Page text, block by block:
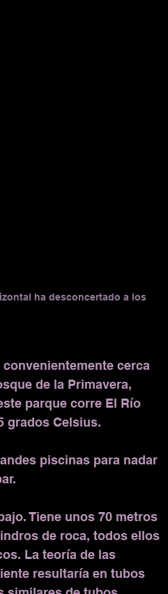
ha desconcertado a los
cerca
de la Primavera,
parque corre El Río
grados Celsius.
piscinas para nadar
Tiene unos 70 metros
de roca, todos ellos
La teoría de las
resultaría en tubos